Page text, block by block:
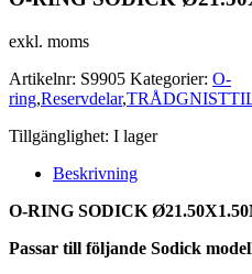
exkl. moms
Artikelnr: S9905 Kategorier: O-
ring,Reservdelar,
Tillgänglighet: I lager
Beskrivning
O-RING SODICK
Passar till följande Sodick